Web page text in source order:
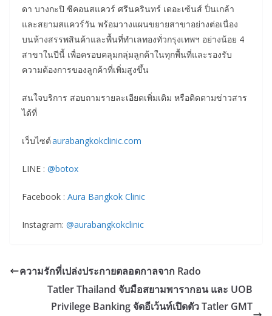
ดา บางกะปิ ซีคอนสแควร์ ศรีนครินทร์ เดอะเซ้นส์ ปิ่นเกล้า
และสยามสแควร์วัน พร้อมวางแผนขยายสาขาอย่างต่อเนื่อง
บนห้างสรรพสินค้าและพื้นที่ทำเลทองทั่วกรุงเทพฯ อย่างน้อย 4
สาขาในปีนี้ เพื่อครอบคลุมกลุ่มลูกค้าในทุกพื้นที่และรองรับ
ความต้องการของลูกค้าที่เพิ่มสูงขึ้น
สนใจบริการ สอบถามรายละเอียดเพิ่มเติม หรือติดตามข่าวสาร
ได้ที่
เว็บไซต์aurabangkokclinic.com
LINE : @botox
Facebook : Aura Bangkok Clinic
Instagram: @aurabangkokclinic
ความรักที่เปล่งประกายตลอดกาลจาก Rado
Tatler Thailand จับมือสยามพารากอน และ UOB
Privilege Banking จัดอีเว้นท์เปิดตัว Tatler GMT